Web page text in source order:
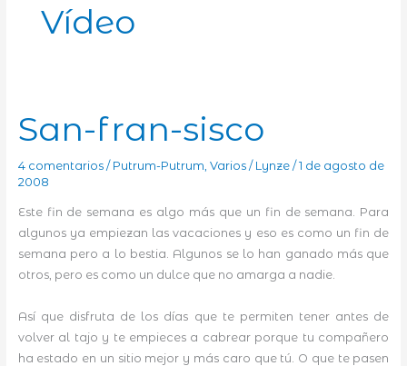
Ví­deo
San-fran-sisco
4 comentarios / Putrum-Putrum Varios/ Lynze /1 de agosto de
2008
Este fin de semana es algo más que un fin de semana. Para
algunos ya empiezan las vacaciones y eso es como un fin de
semana pero a lo bestia. Algunos se lo han ganado más que
otros, pero es como un dulce que no amarga a nadie.
Así que disfruta de los días que te permiten tener antes de
volver al tajo y te empieces a cabrear porque tu compañero
ha estado en un sitio mejor y más caro que tú. O que te pasen